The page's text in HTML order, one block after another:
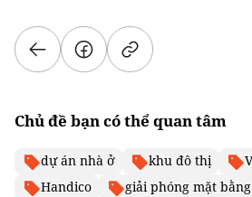
Chủ đề bạn có thể quan tâm
dự án nhà ở khu đô thị
Handico
giải phóng mặt bằng